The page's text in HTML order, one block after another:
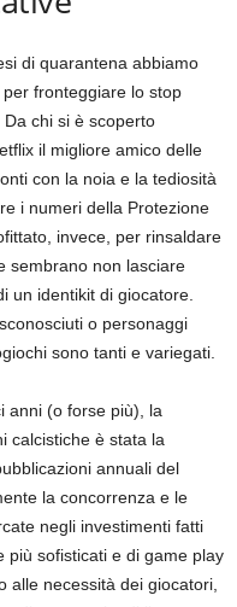
di quarantena abbiamo
fronteggiare lo stop
chi si è scoperto
il migliore amico delle
con la noia e la tediosità
i numeri della Protezione
invece, per rinsaldare
sembrano non lasciare
un identikit di giocatore.
o personaggi
sono tanti e variegati.
anni (o forse più), la
calcistiche è stata la
annuali del
la concorrenza e le
negli investimenti fatti
più sofisticati e di game play
alle necessità dei giocatori,